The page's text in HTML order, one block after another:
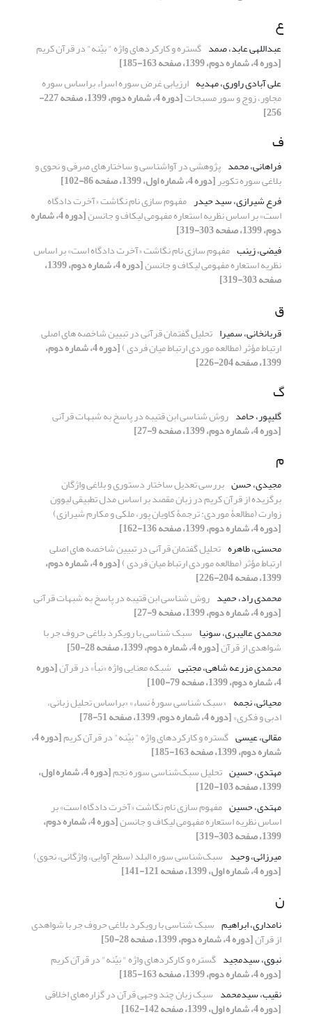
ع
عبداللهی عابد، صمد گستره و کارکردهای واژه " بَیِّنه" در قرآن کریم
[دوره 4، شماره دوم، 1399، صفحه 163-185]
علی آبادی راوری، مهدیه ارزیابی غرض سوره اسراء براساس سوره
مجاور، زوج و سور مسبحات [دوره 4، شماره دوم، 1399، صفحه 227-
256]
ف
فراهانی، محمد پژوهشی در آواشناسی و ساختارهای صرفی و نحوی و
بلاغی سوره تکویر[دوره 4، شماره اول، 1399، صفحه 86-102]
فرع شیرازی، سید حیدر مفهوم سازی نام نگاشت «آخرت دادگاه
است» بر اساس نظریه استعاره مفهومی لیکاف و جانسن [دوره 4، شماره
دوم، 1399، صفحه 303-319]
فیضی، زینب مفهوم سازی نام نگاشت «آخرت دادگاه است» بر اساس
نظریه استعاره مفهومی لیکاف و جانسن [دوره 4، شماره دوم، 1399،
صفحه 303-319]
ق
قربانخانی، سمیرا تحلیل گفتمان قرآنی در تبیین شاخصه های اصلی
ارتباط مؤثر (مطالعه موردی ارتباط میان فردی ) [دوره 4، شماره دوم،
1399، صفحه 204-226]
گ
گلیپور، حامد روش شناسی ابن قتیبه در پاسخ به شبهات قرآنی
[دوره 4، شماره دوم، 1399، صفحه 9-27]
م
مجیدی، حسن بررسی تعدیل ساختار دستوری و بلاغی واژگان
برگزیده از قرآن کریم در زبان مقصد بر اساس مدل تطبیقی لیوون
زوارت (مطالعۀ موردی: ترجمۀ کاویان پور، ملکی و مکارم شیرازی)
[دوره 4، شماره دوم، 1399، صفحه 136-162]
محسنی، طاهره تحلیل گفتمان قرآنی در تبیین شاخصه های اصلی
ارتباط مؤثر (مطالعه موردی ارتباط میان فردی ) [دوره 4، شماره دوم،
1399، صفحه 204-226]
محمدی راد، حمید روش شناسی ابن قتیبه در پاسخ به شبهات قرآنی
[دوره 4، شماره دوم، 1399، صفحه 9-27]
محمدی عالیبری، سونیا سبک شناسی با رویکرد بلاغی حروف جر با
شواهدی از قرآن[دوره 4، شماره دوم، 1399، صفحه 28-50]
محمدی مزرعه شاهی، مجتبی شبکه معنایی واژه «نبأ» در قرآن[دوره
4، شماره دوم، 1399، صفحه 79-100]
محیائی، نجمه «سبک شناسی سورۀ نساء» «براساس تحلیل زبانی،
ادبی و فکری»[دوره 4، شماره دوم، 1399، صفحه 51-78]
مقالی، عیسی گستره و کارکردهای واژه " بَیِّنه" در قرآن کریم [دوره 4،
شماره دوم، 1399، صفحه 163-185]
مهتدی، حسین تحلیل سبک‌شناسی سوره نجم [دوره 4، شماره اول،
1399، صفحه 103-120]
مهتدی، حسین مفهوم سازی نام نگاشت «آخرت دادگاه است» بر
اساس نظریه استعاره مفهومی لیکاف و جانسن [دوره 4، شماره دوم،
1399، صفحه 303-319]
میرزائی، وحید سبک‌شناسی سوره البلد (سطح آوایی، واژگانی، نحوی)
[دوره 4، شماره اول، 1399، صفحه 121-141]
ن
نامداری، ابراهیم سبک شناسی با رویکرد بلاغی حروف جر با شواهدی
از قرآن[دوره 4، شماره دوم، 1399، صفحه 28-50]
نبوی، سیدمجید گستره و کارکردهای واژه " بَیِّنه" در قرآن کریم
[دوره 4، شماره دوم، 1399، صفحه 163-185]
نقیب، سیدمحمد سبک زبان چند وجهی قرآن در گزاره‌های اخلاقی
[دوره 4، شماره اول، 1399، صفحه 142-162]